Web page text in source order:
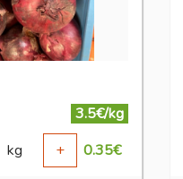
3.5€/kg
kg + 0.35€